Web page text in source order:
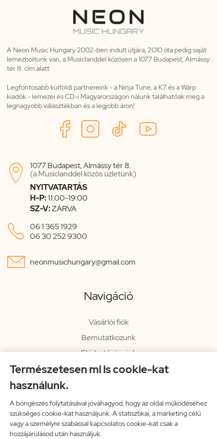
Természetesen mi is cookie-kat
használunk.
A böngészés folytatásával jóváhagyod, hogy az oldal működéséhez
szükséges cookie-kat használjunk. A statisztikai, a marketing célú
vagy a személyre szabással kapcsolatos cookie-kat csak a
hozzájárulásod után használjuk.
A Neon Music Hungary 2002-ben indult útjára, 2010 óta pedig saját
lemezboltunk van, a Musiclanddel közösen a 1077 Budapest, Almássy
tér 8. cím alatt.
Legfontosabb külföldi partnereink - a Ninja Tune, a K7 és a Warp
kiadók - lemezei és CD-i Magyarországon nálunk találhatóak meg a
legnagyobb választékban és a legjobb áron!

1077 Budapest, Almássy tér 8.
(a Musiclanddel közös üzletünk)
NYITVATARTÁS
H-P:11:00-19:00
SZ-V:ZÁRVA
 06 1 365 1929
06 30 252 9300
 neonmusichungary@gmail.com
Navigáció
Vásárlói fiók
Bemutatkozunk
Elérhetőségeink
Hírlevél
Impresszum
Vissza a főoldalra